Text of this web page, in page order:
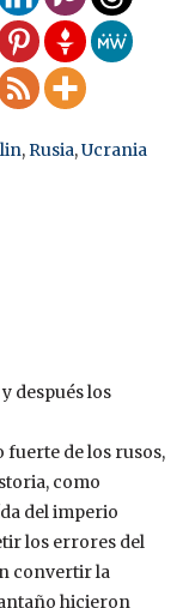
,Rusia,Ucrania
después los
de los rusos,
como
del imperio
los errores del
convertir la
hicieron